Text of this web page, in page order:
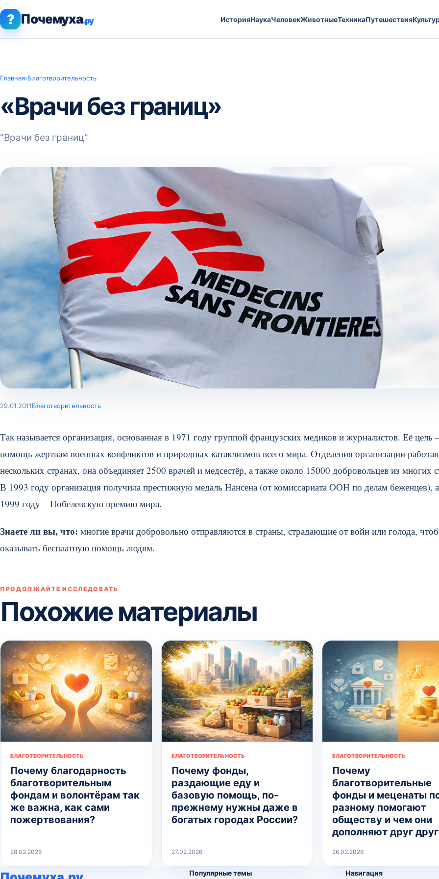
? Почемуха.ру ИсторияНаукаЧеловекЖивотныеТехникаПутешествия
Главная›Благотворительность
«Врачи без границ»
"Врачи без границ"
29.01.2011Благотворительность
Так называется организация, основанная в 1971 году группой французских медиков и журналистов. Её цель
помощь жертвам военных конфликтов и природных катаклизмов всего мира. Отделения организации
нескольких странах, она объединяет 2500 врачей и медсестёр, а также около 15000 добровольцев из многих
В 1993 году организация получила престижную медаль Нансена (от комиссариата ООН по делам беженцев),
1999 году – Нобелевскую премию мира.
Знаете ли вы, что: многие врачи добровольно отправляются в страны, страдающие от войн или голода,
оказывать бесплатную помощь людям.
ПРОДОЛЖАЙТЕ ИССЛЕДОВАТЬ
Похожие материалы
БЛАГОТВОРИТЕЛЬНОСТЬ
Почему благодарность
благотворительным
фондам и волонтёрам так
же важна, как сами
пожертвования?
28.02.2026
БЛАГОТВОРИТЕЛЬНОСТЬ
Почему фонды,
раздающие еду и
базовую помощь, по-
прежнему нужны даже в
богатых городах России?
27.02.2026
БЛАГОТВОРИТЕЛЬНОСТЬ
Почему
благотворительные
фонды и меценаты
разному помогают
обществу и чем они
дополняют друг
26.02.2026
Популярные темы Навигация